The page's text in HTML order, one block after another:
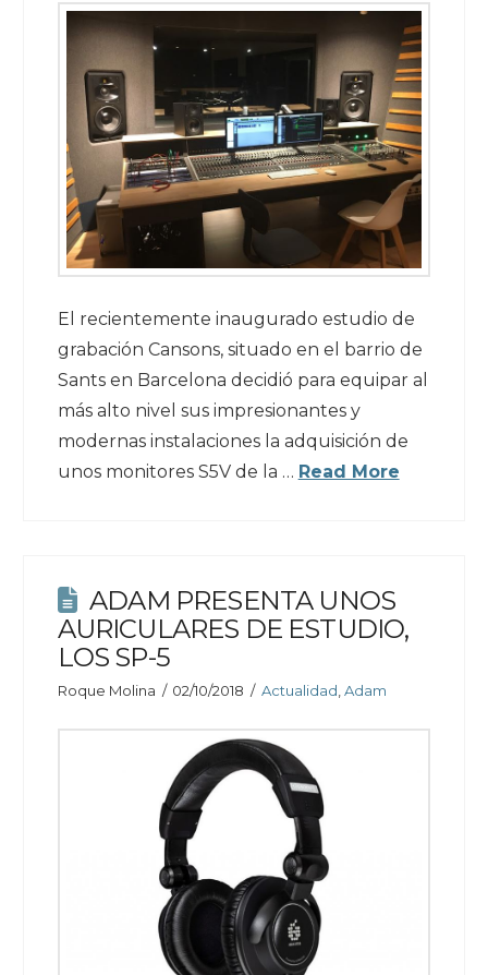
El recientemente inaugurado estudio de
grabación Cansons, situado en el barrio de
Sants en Barcelona decidió para equipar al
más alto nivel sus impresionantes y
modernas instalaciones la adquisición de
unos monitores S5V de la … Read More
ADAM PRESENTA UNOS
AURICULARES DE ESTUDIO,
LOS SP-5
Roque Molina 02/10/2018 Actualidad ,Adam